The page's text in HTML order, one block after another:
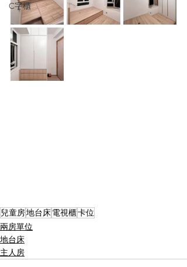
C字櫃
兒童房地台床電視櫃卡位
兩房單位
地台床
主人房